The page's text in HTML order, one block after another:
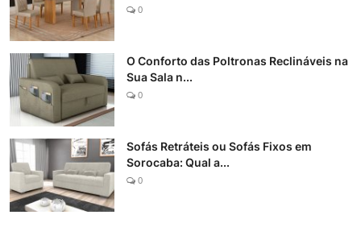
0
O Conforto das Poltronas Reclináveis na
Sua Sala n...
0
Sofás Retráteis ou Sofás Fixos em
Sorocaba: Qual a...
0